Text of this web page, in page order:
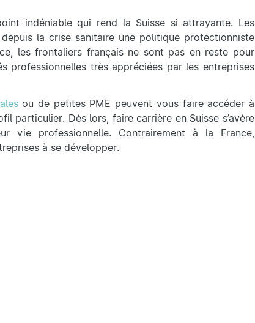
indéniable qui rend la Suisse si attrayante. Les
la crise sanitaire une politique protectionniste
les frontaliers français ne sont pas en reste pour
professionnelles très appréciées par les entreprises
ou de petites PME peuvent vous faire accéder à
particulier. Dès lors, faire carrière en Suisse s’avère
vie professionnelle. Contrairement à la France,
à se développer.